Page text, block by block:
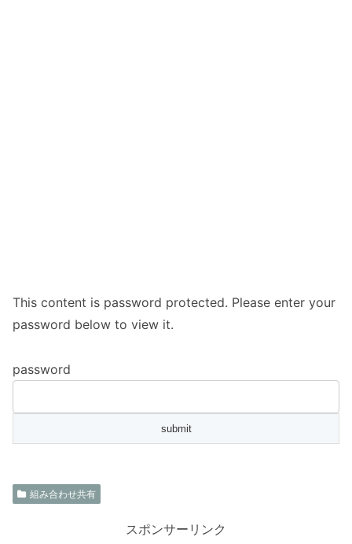
This content is password protected. Please enter your
password below to view it.
password
組み合わせ共有
スポンサーリンク